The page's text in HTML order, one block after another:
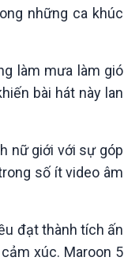
những ca khúc
làm mưa làm gió
bài hát này lan
nữ giới với sự góp
số ít video âm
đạt thành tích ấn
xúc. Maroon 5